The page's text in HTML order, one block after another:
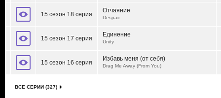
15 сезон 18 серия
Отчаяние
Despair
15 сезон 17 серия
Единение
Unity
15 сезон 16 серия
Избавь меня (от себя)
Drag Me Away (From You)
ВСЕ СЕРИИ (327)